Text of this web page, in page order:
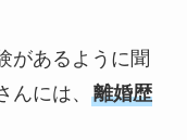
があるように聞
には、 離婚歴